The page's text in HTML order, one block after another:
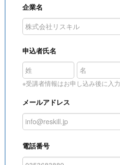
企業名
申込者氏名
※受講者情報はお申し込み後に入力
メールアドレス
電話番号